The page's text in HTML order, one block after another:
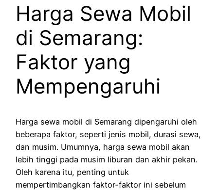
Harga Sewa Mobil
di Semarang:
Faktor yang
Mempengaruhi
Harga sewa mobil di Semarang dipengaruhi oleh
beberapa faktor, seperti jenis mobil, durasi sewa,
dan musim. Umumnya, harga sewa mobil akan
lebih tinggi pada musim liburan dan akhir pekan.
Oleh karena itu, penting untuk
mempertimbangkan faktor-faktor ini sebelum